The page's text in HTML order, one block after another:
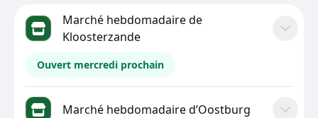
Marché hebdomadaire de
Kloosterzande
Ouvert mercredi prochain
Marché hebdomadaire d’Oostburg